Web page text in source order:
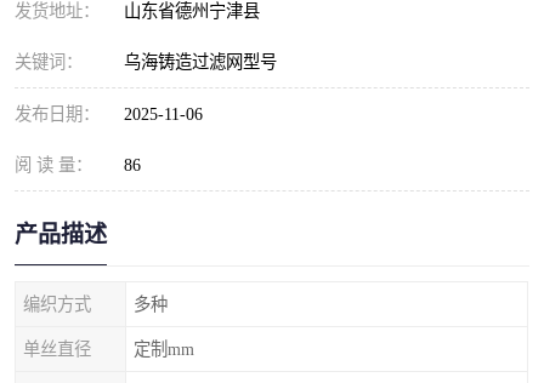
发货地址： 山东省德州宁津县
关键词： 乌海铸造过滤网型号
发布日期： 2025-11-06
阅 读 量： 86
产品描述
编织方式 多种
单丝直径 定制mm